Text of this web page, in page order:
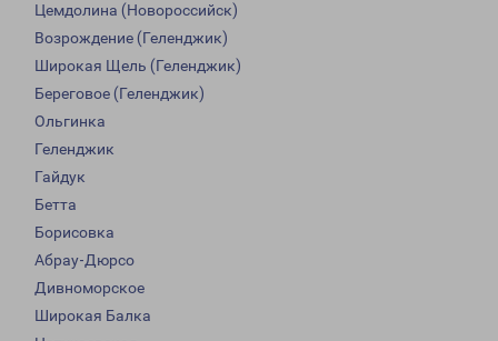
Цемдолина (Новороссийск)
Возрождение (Геленджик)
Широкая Щель (Геленджик)
Береговое (Геленджик)
Ольгинка
Геленджик
Гайдук
Бетта
Борисовка
Абрау-Дюрсо
Дивноморское
Широкая Балка